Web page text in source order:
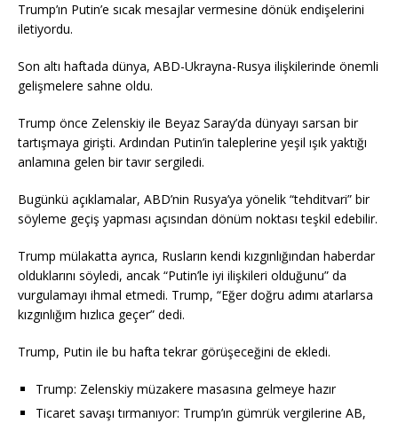
Trump’ın Putin’e sıcak mesajlar vermesine dönük endişelerini
iletiyordu.
Son altı haftada dünya, ABD-Ukrayna-Rusya ilişkilerinde önemli
gelişmelere sahne oldu.
Trump önce Zelenskiy ile Beyaz Saray’da dünyayı sarsan bir
tartışmaya girişti. Ardından Putin’in taleplerine yeşil ışık yaktığı
anlamına gelen bir tavır sergiledi.
Bugünkü açıklamalar, ABD’nin Rusya’ya yönelik “tehditvari” bir
söyleme geçiş yapması açısından dönüm noktası teşkil edebilir.
Trump mülakatta ayrıca, Rusların kendi kızgınlığından haberdar
olduklarını söyledi, ancak “Putin’le iyi ilişkileri olduğunu” da
vurgulamayı ihmal etmedi. Trump, “Eğer doğru adımı atarlarsa
kızgınlığım hızlıca geçer” dedi.
Trump, Putin ile bu hafta tekrar görüşeceğini de ekledi.
Trump: Zelenskiy müzakere masasına gelmeye hazır
Ticaret savaşı tırmanıyor: Trump’ın gümrük vergilerine AB,